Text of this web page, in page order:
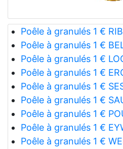
Poêle à granulés 1 €
Poêle à granulés 1 €
Poêle à granulés 1 €
Poêle à granulés 1 €
Poêle à granulés 1 €
Poêle à granulés 1 €
Poêle à granulés 1 €
Poêle à granulés 1 €
Poêle à granulés 1 €